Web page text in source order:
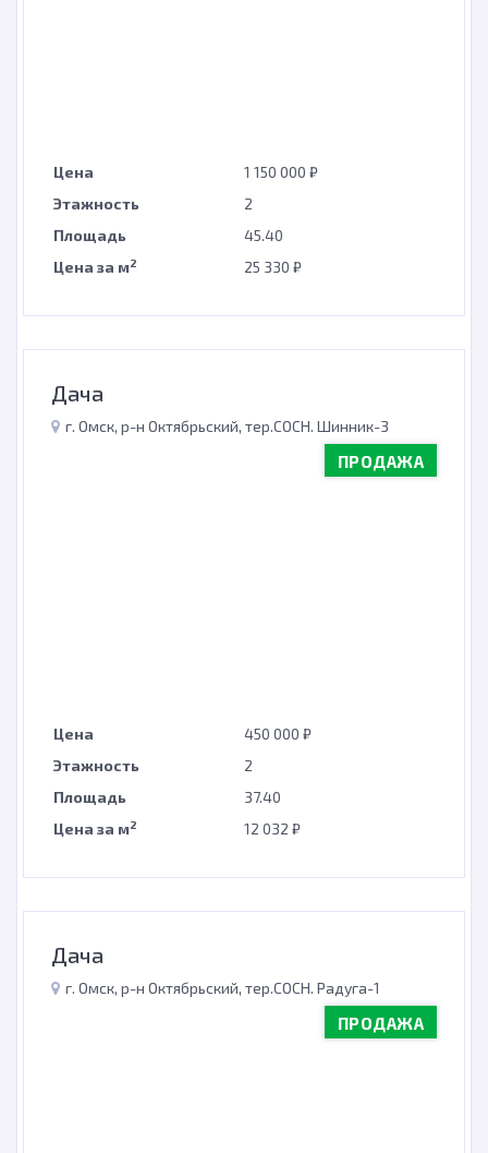
Цена
1 150 000 ₽
Этажность
2
Площадь
45.40
Цена за м2 25 330 ₽
Дача
г. Омск, р-н Октябрьский, тер.СОСН. Шинник-3
ПРОДАЖА
Цена
450 000 ₽
Этажность
2
Площадь
37.40
Цена за м2 12 032 ₽
Дача
г. Омск, р-н Октябрьский, тер.СОСН. Радуга-1
ПРОДАЖА